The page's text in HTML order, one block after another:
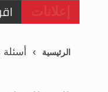
الرئيسية